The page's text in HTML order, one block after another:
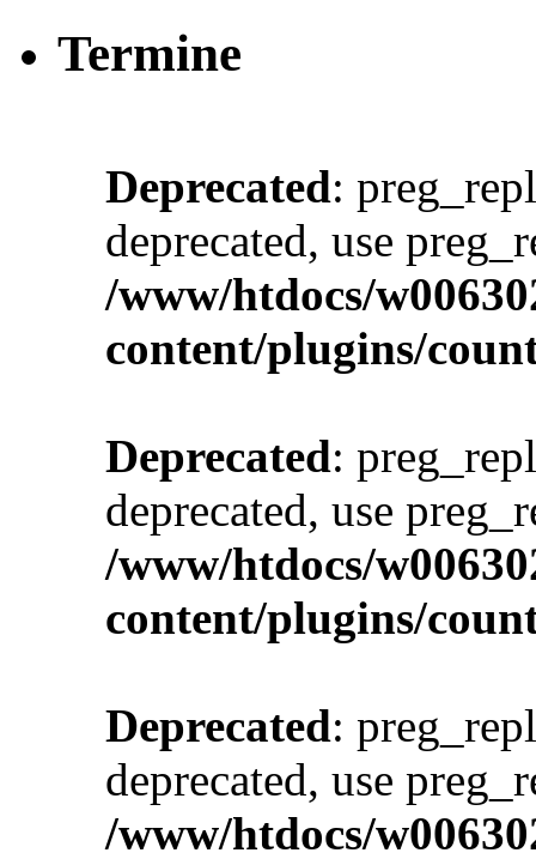
Termine
Deprecated:
deprecated, use
/www/htdocs/
content/plugins/
Deprecated:
deprecated, use
/www/htdocs/
content/plugins/
Deprecated:
deprecated, use
/www/htdocs/